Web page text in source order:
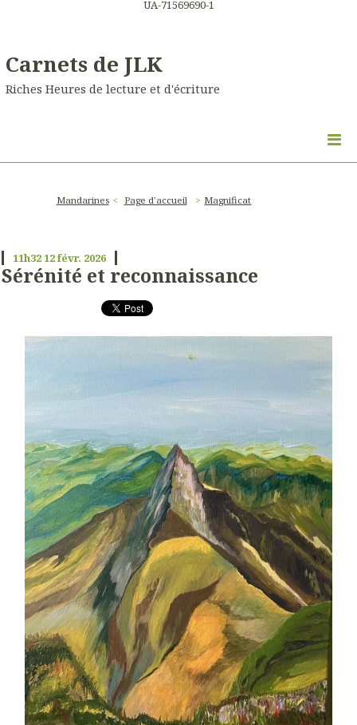
UA-71569690-1
Carnets de JLK
Riches Heures de lecture et d'écriture
Mandarines Page d'accueil Magnificat
11h3212févr. 2026
Sérénité et reconnaissance